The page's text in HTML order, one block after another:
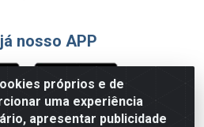
próprios e de
uma experiência
apresentar publicidade
nosso APP
Pagamento